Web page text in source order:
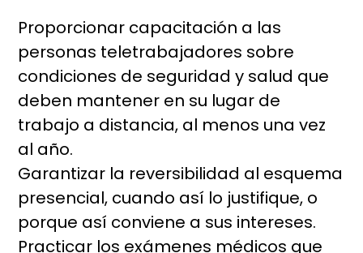
Proporcionar capacitación a las
personas teletrabajadores sobre
condiciones de seguridad y salud que
deben mantener en su lugar de
trabajo a distancia, al menos una vez
al año.
Garantizar la reversibilidad al esquema
presencial, cuando así lo justifique, o
porque así conviene a sus intereses.
Practicar los exámenes médicos que